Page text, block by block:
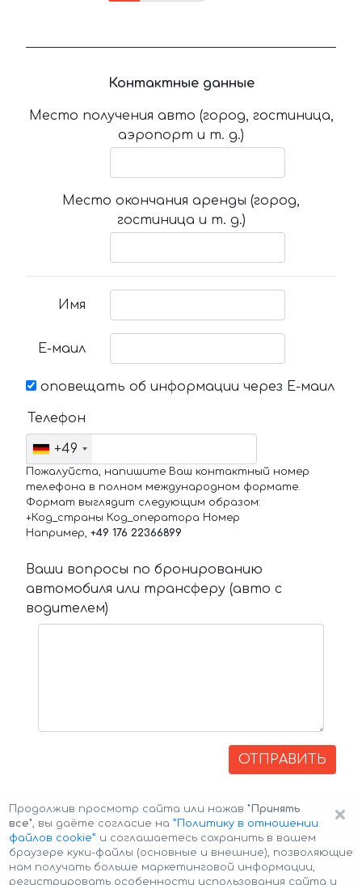
Контактные данные
Место получения авто (город, гостиница,
аэропорт и т. д.)
Место окончания аренды (город,
гостиница и т. д.)
Имя
Е-маил
оповещать об информации через Е-маил
Телефон
+49
Пожалуйста, напишите Ваш контактный номер
телефона в полном международном формате.
Формат выглядит следующим образом:
+Код_страны Код_оператора Номер
Например, +49 176 22366899
Ваши вопросы по бронированию
автомобиля или трансферу (авто с
водителем)
ОТПРАВИТЬ
×
Продолжив просмотр сайта или нажав "Принять
все", вы даёте согласие на ”Политику в отношении
файлов cookie” и соглашаетесь сохранить в вашем
браузере куки-файлы (основные и внешние), позволяющие
нам получать больше маркетинговой информации,
регистрировать особенности использования сайта и